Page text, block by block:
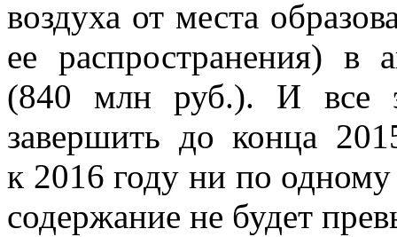
воздуха от места
ее распространения) в
(840 млн руб.). И все
завершить до конца
к 2016 году ни по
содержание не будет